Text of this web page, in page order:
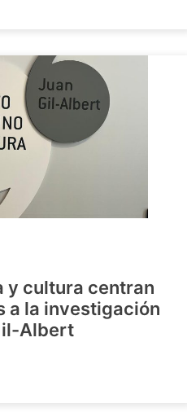
y cultura centran
a la investigación
Albert